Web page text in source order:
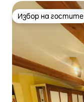
Избор на гостите
Избор на гостите